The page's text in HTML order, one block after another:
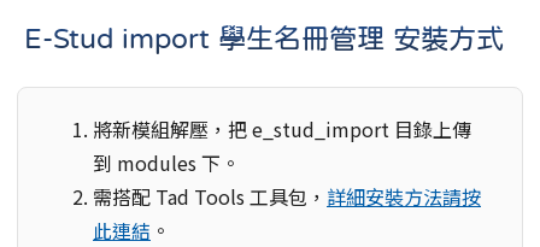
E-Stud import 學生名冊管理 安裝方式
將新模組解壓，把 e_stud_import 目錄上傳
到 modules 下。
需搭配 Tad Tools 工具包， 詳細安裝方法請按
此連結 。